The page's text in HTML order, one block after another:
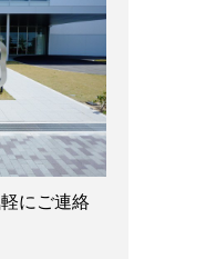
にご連絡